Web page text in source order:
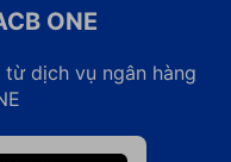
ONE
dịch vụ ngân hàng